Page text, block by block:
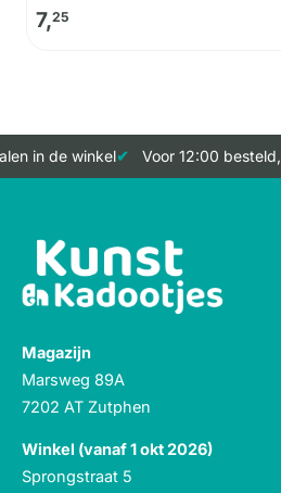
7,25
in de winkel Voor 12:00 besteld,
Magazijn
Marsweg 89A
7202 AT Zutphen
Winkel (vanaf 1 okt 2026)
Sprongstraat 5